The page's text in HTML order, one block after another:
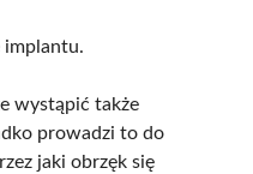
implantu.
wystąpić także
prowadzi to do
jaki obrzęk się